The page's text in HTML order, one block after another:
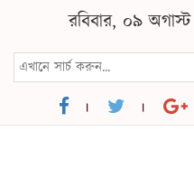
রবিবার, ০৯